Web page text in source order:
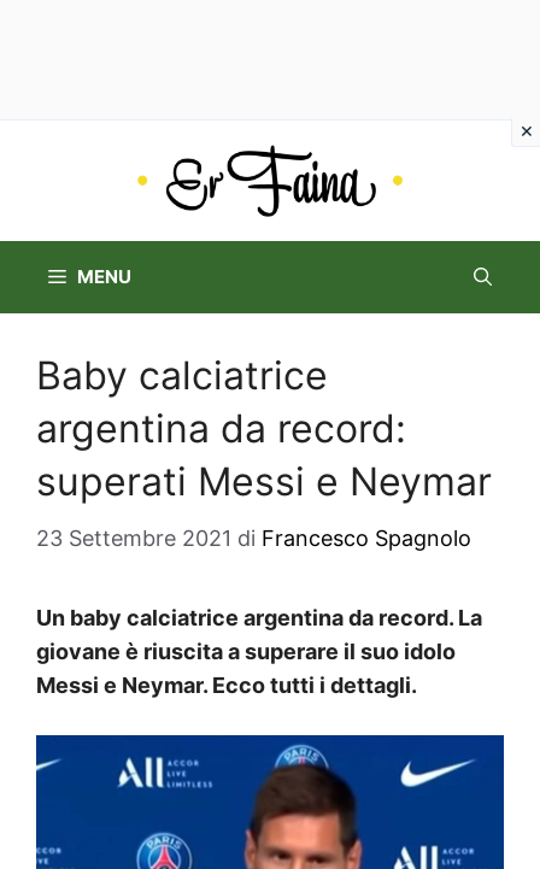
MENU
Baby calciatrice
argentina da record:
superati Messi e Neymar
23 Settembre 2021 di Francesco Spagnolo
Un baby calciatrice argentina da record. La
giovane è riuscita a superare il suo idolo
Messi e Neymar. Ecco tutti i dettagli.